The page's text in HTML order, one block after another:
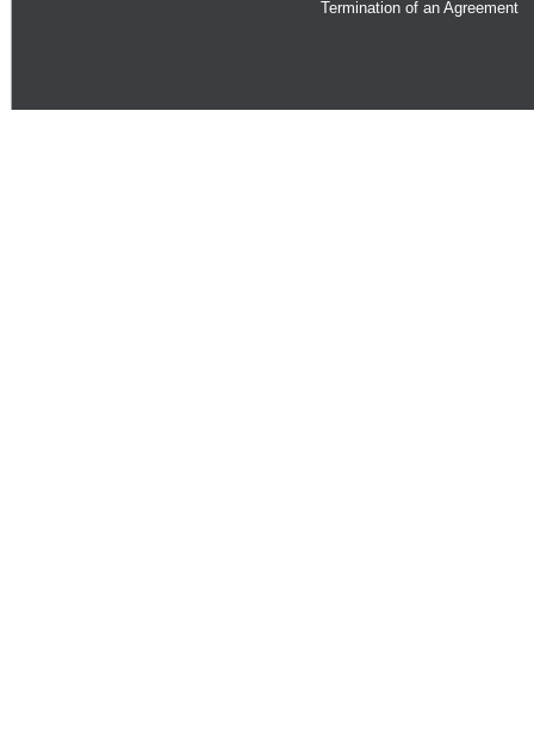
Termination of an Agreement